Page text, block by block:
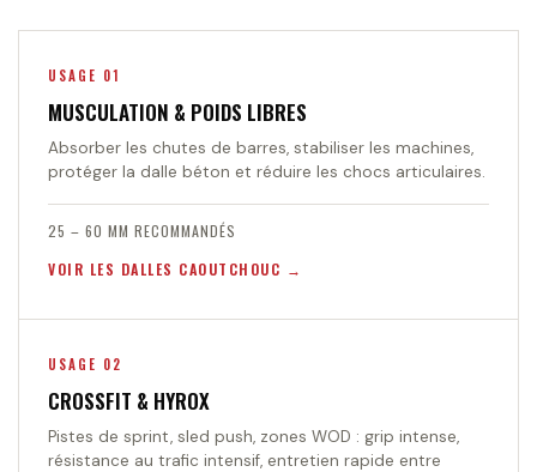
USAGE 01
MUSCULATION & POIDS LIBRES
Absorber les chutes de barres, stabiliser les machines,
protéger la dalle béton et réduire les chocs articulaires.
25 – 60 MM RECOMMANDÉS
VOIR LES DALLES CAOUTCHOUC
USAGE 02
CROSSFIT & HYROX
Pistes de sprint, sled push, zones WOD : grip intense,
résistance au trafic intensif, entretien rapide entre